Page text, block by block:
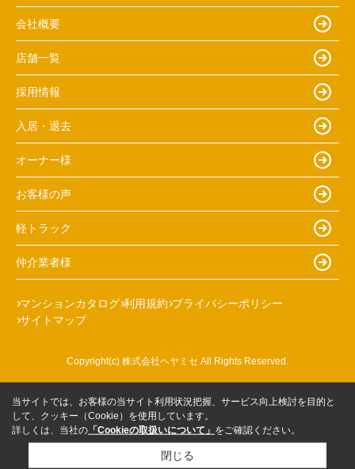
会社概要
店舗一覧
採用情報
入居・退去
オーナー様
お客様の声
軽トラック
仲介業者様
マンションカタログ 利用規約 プライバシーポリシー
サイトマップ
Copyright(c) 株式会社ヘヤミセ All Rights Reserved.
当サイトでは、お客様の当サイト利用状況把握、サービス向上検討を目的と
して、クッキー（Cookie）を使用しています。
詳しくは、当社の 「Cookieの取扱いについて」 をご確認ください。
閉じる